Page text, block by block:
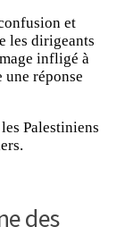
et
les dirigeants
infligé à
une réponse
Palestiniens
des